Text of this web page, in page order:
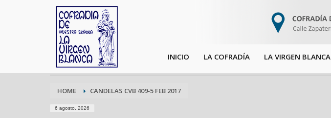
INICIO LA COFRADÍA LA VIRGEN BLANCA
HOME CANDELAS CVB 409-5 FEB 2017
6 agosto, 2026